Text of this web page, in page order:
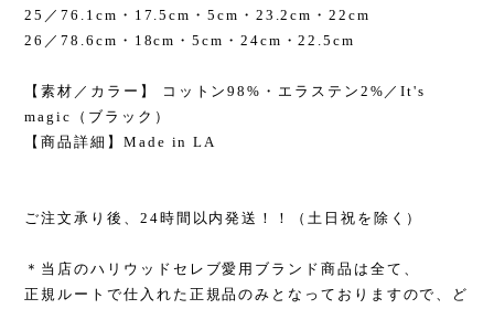
25／76.1cm・17.5cm・5cm・23.2cm・22cm
26／78.6cm・18cm・5cm・24cm・22.5cm
【素材／カラー】 コットン98%・エラステン2%／It's
magic（ブラック）
【商品詳細】Made in LA
ご注文承り後、24時間以内発送！！（土日祝を除く）
＊当店のハリウッドセレブ愛用ブランド商品は全て、
正規ルートで仕入れた正規品のみとなっておりますので、ど